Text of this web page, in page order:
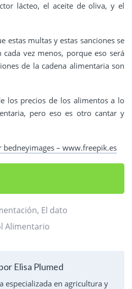
lácteo, el aceite de oliva, y el
estas multas y estas sanciones se
vez menos, porque eso será
de la cadena alimentaria son
los precios de los alimentos a lo
pero eso es otro cantar y
– www.freepik.es
, El dato
Alimentario
Elisa Plumed
especializada en agricultura y